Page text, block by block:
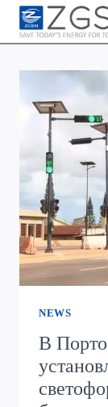
Skip
NEWS
В